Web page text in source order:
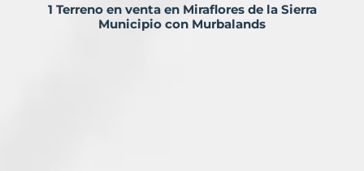
1 Terreno en venta en Miraflores de la Sierra
Municipio con Murbalands